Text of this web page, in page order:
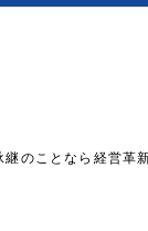
のことなら経営